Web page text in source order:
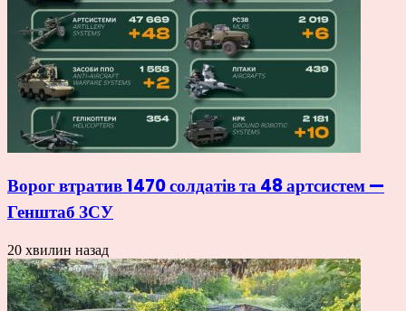
Ворог втратив 1470 солдатів та 48 артсистем —
Генштаб ЗСУ
20 хвилин назад